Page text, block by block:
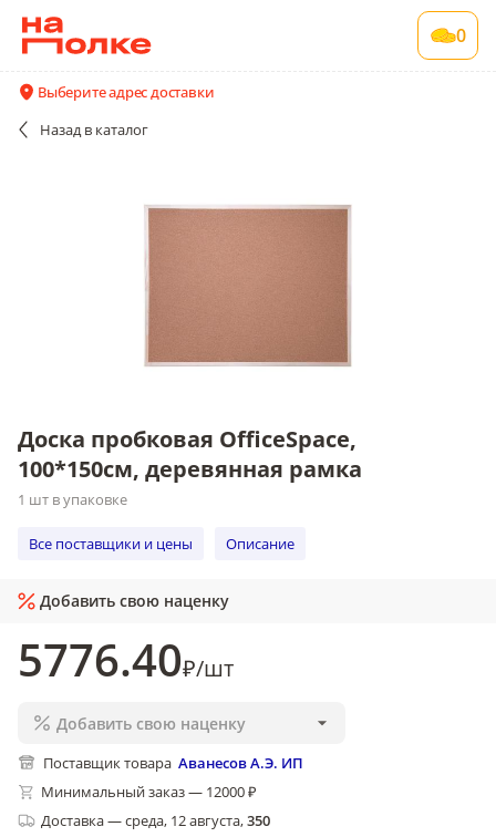
0
Выберите адрес доставки
Назад в каталог
Доска пробковая OfficeSpace, 100*150см,
деревянная рамка
Доска пробковая OfficeSpace,
100*150см, деревянная рамка
1 шт в упаковке
Все поставщики и цены Описание
Добавить свою наценку
5776.40₽/шт
Добавить свою наценку
Поставщик товара Аванесов А.Э. ИП
Минимальный заказ — 12000 ₽
Доставка—среда, 12 августа,350